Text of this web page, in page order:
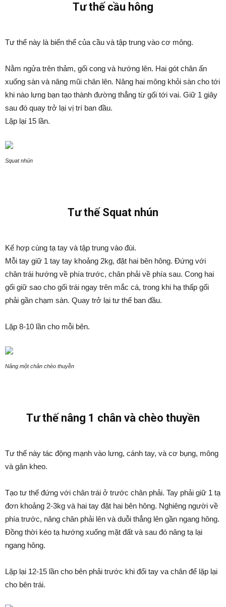
Tư thế cầu hông
Tư thế này là biến thể của cầu và tập trung vào cơ mông.
Nằm ngửa trên thảm, gối cong và hướng lên. Hai gót chân ấn
xuống sàn và nâng mũi chân lên. Nâng hai mông khỏi sàn cho tới
khi nào lưng bạn tạo thành đường thẳng từ gối tới vai. Giữ 1 giây
sau đó quay trở lại vị trí ban đầu.
Lặp lại 15 lần.
Squat nhún
Tư thế Squat nhún
Kế hợp cùng tạ tay và tập trung vào đùi.
Mỗi tay giữ 1 tay tay khoảng 2kg, đặt hai bên hông. Đứng với
chân trái hướng về phía trước, chân phải về phía sau. Cong hai
gối giữ sao cho gối trái ngay trên mắc cá, trong khi hạ thấp gối
phải gần chạm sàn. Quay trở lại tư thế ban đầu.
Lặp 8-10 lần cho mỗi bên.
Nâng một chân chèo thuyền
Tư thế nâng 1 chân và chèo thuyền
Tư thế này tác động mạnh vào lưng, cánh tay, và cơ bụng, mông
và gân kheo.
Tạo tư thế đứng với chân trái ở trước chân phải. Tay phải giữ 1 tạ
đơn khoảng 2-3kg và hai tay đặt hai bên hông. Nghiêng người về
phía trước, nâng chân phải lên và duỗi thẳng lên gần ngang hông.
Đồng thời kéo tạ hướng xuống mặt đất và sau đó nâng tạ lại
ngang hông.
Lặp lại 12-15 lần cho bên phải trước khi đổi tay va chân để lặp lại
cho bên trái.